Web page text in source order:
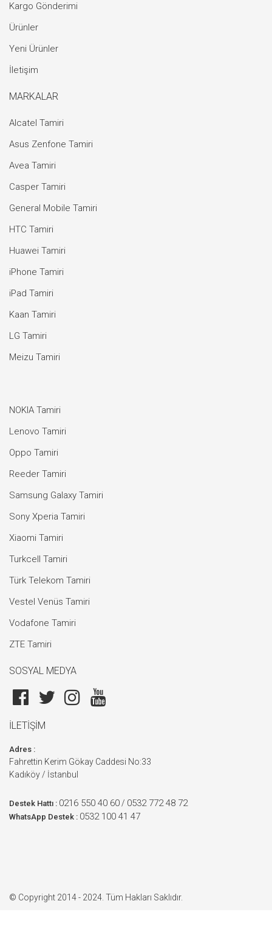
Kargo Gönderimi
Ürünler
Yeni Ürünler
İletişim
MARKALAR
Alcatel Tamiri
Asus Zenfone Tamiri
Avea Tamiri
Casper Tamiri
General Mobile Tamiri
HTC Tamiri
Huawei Tamiri
iPhone Tamiri
iPad Tamiri
Kaan Tamiri
LG Tamiri
Meizu Tamiri
NOKIA Tamiri
Lenovo Tamiri
Oppo Tamiri
Reeder Tamiri
Samsung Galaxy Tamiri
Sony Xperia Tamiri
Xiaomi Tamiri
Turkcell Tamiri
Türk Telekom Tamiri
Vestel Venüs Tamiri
Vodafone Tamiri
ZTE Tamiri
SOSYAL MEDYA
İLETİŞİM
Adres :
Fahrettin Kerim Gökay Caddesi No:33
Kadıköy / İstanbul
Destek Hattı : 0216 550 40 60/ 0532 772 48 72
WhatsApp Destek : 0532 100 41 47
© Copyright 2014 - 2024. Tüm Hakları Saklıdır.